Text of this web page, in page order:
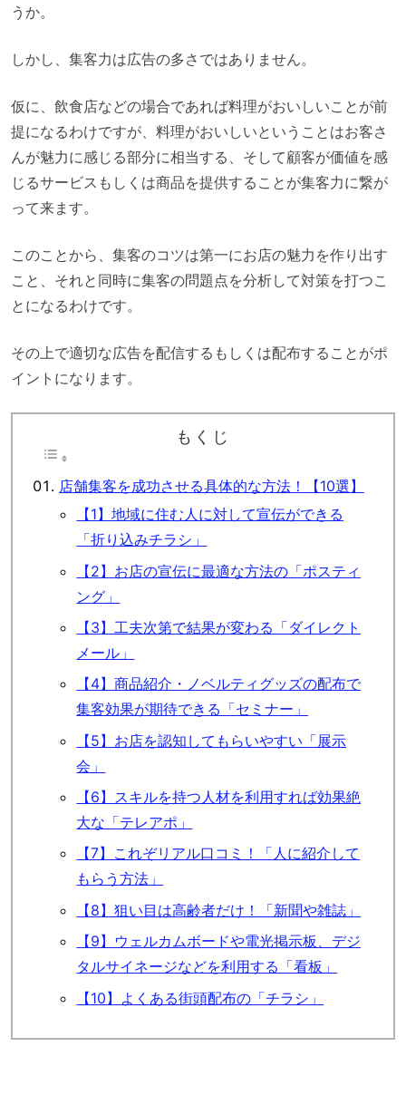
うか。
しかし、集客力は広告の多さではありません。
仮に、飲食店などの場合であれば料理がおいしいことが前
提になるわけですが、料理がおいしいということはお客さ
んが魅力に感じる部分に相当する、そして顧客が価値を感
じるサービスもしくは商品を提供することが集客力に繋が
って来ます。
このことから、集客のコツは第一にお店の魅力を作り出す
こと、それと同時に集客の問題点を分析して対策を打つこ
とになるわけです。
その上で適切な広告を配信するもしくは配布することがポ
イントになります。
もくじ
店舗集客を成功させる具体的な方法！【10選】
【1】地域に住む人に対して宣伝ができる
「折り込みチラシ」
【2】お店の宣伝に最適な方法の「ポスティ
ング」
【3】工夫次第で結果が変わる「ダイレクト
メール」
【4】商品紹介・ノベルティグッズの配布で
集客効果が期待できる「セミナー」
【5】お店を認知してもらいやすい「展示
会」
【6】スキルを持つ人材を利用すれば効果絶
大な「テレアポ」
【7】これぞリアル口コミ！「人に紹介して
もらう方法」
【8】狙い目は高齢者だけ！「新聞や雑誌」
【9】ウェルカムボードや電光掲示板、デジ
タルサイネージなどを利用する「看板」
【10】よくある街頭配布の「チラシ」